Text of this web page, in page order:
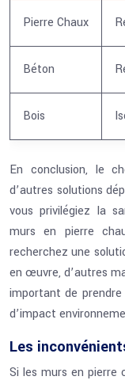
Pierre Chaux
Béton
Bois
En conclusion, le
d’autres solutions
vous privilégiez la
murs en pierre
recherchez une
en œuvre, d’autres
important de
d’impact
Les
Si les murs en pierre